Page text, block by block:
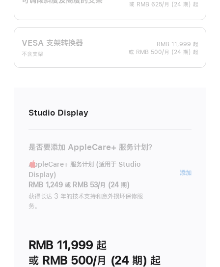
或 RMB 625/月 (24 期) 起
VESA 支架转换器
不含支架
RMB 11,999 起
或 RMB 500/月 (24 期) 起
Studio Display
是否要添加 AppleCare+ 服务计划？
AppleCare+ 服务计划 (适用于 Studio
Display)
RMB 1,249 或 RMB 53/月 (24 期)
获得长达 3 年的技术支持和意外损坏保修服
务。
添加
RMB 11,999 起
或 RMB 500/月 (24 期) 起